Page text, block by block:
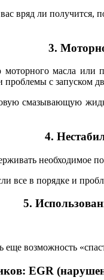
вряд ли получится,
3.
масла или
с запуском
смазывающую
4.
все в порядке и
5.
еще возможность
EGR